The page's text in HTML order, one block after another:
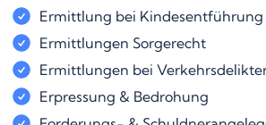
Ermittlung bei Kindesentführung
Ermittlungen Sorgerecht
Ermittlungen bei
Erpressung & Bedrohung